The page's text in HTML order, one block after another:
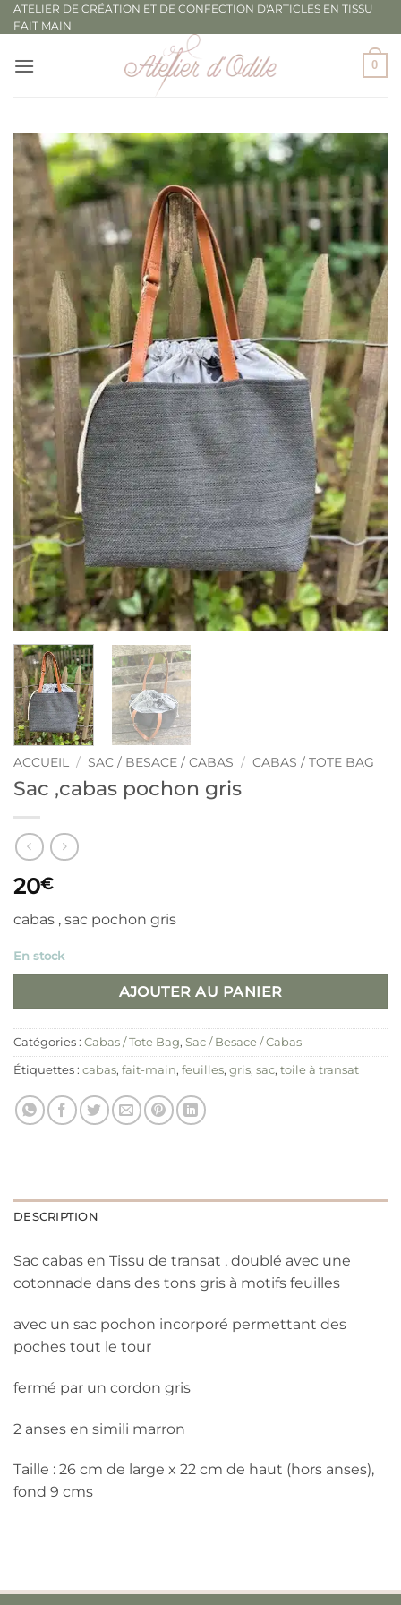
Passer
au
ATELIER DE CRÉATION ET DE CONFECTION D'ARTICLES EN TISSU
FAIT MAIN
0
ACCUEIL / SAC / BESACE / CABAS / CABAS / TOTE BAG
Sac ,cabas pochon gris
20€
cabas , sac pochon gris
En stock
AJOUTER AU PANIER
Catégories : Cabas / Tote Bag, Sac / Besace / Cabas
Étiquettes : cabas, fait-main, feuilles, gris, sac, toile à transat
DESCRIPTION
Sac cabas en Tissu de transat , doublé avec une
cotonnade dans des tons gris à motifs feuilles
avec un sac pochon incorporé permettant des
poches tout le tour
fermé par un cordon gris
2 anses en simili marron
Taille : 26 cm de large x 22 cm de haut (hors anses),
fond 9 cms